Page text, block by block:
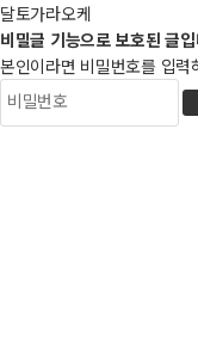
달토가라오케
비밀글 기능으로 보호된 글
본인이라면 비밀번호를 입력